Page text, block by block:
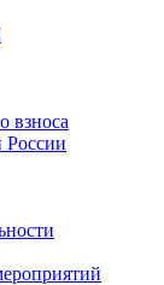
взноса
России